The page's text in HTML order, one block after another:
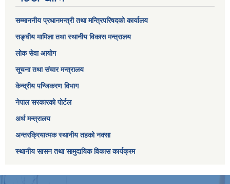
सम्माननीय प्रधानमन्त्री तथा मन्त्रिपरिषद‌को कार्यालय
सङ्घीय मामिला तथा स्थानीय विकास मन्त्रालय
लोक सेवा आयोग
सूचना तथा संचार मन्त्रालय
केन्द्रीय पन्जिकरण विभाग
नेपाल सरकारको पोर्टल
अर्थ मन्त्रालय
अन्तरक्रियात्मक स्थानीय तहको नक्सा
स्थानीय सासन तथा सामुदायिक विकास कार्यक्रम